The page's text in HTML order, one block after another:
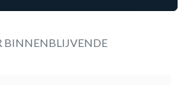
BINNENBLIJVENDE